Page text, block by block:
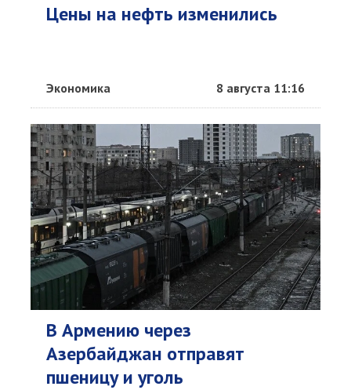
Цены на нефть изменились
Экономика 8 августа 11:16
В Армению через
Азербайджан отправят
пшеницу и уголь